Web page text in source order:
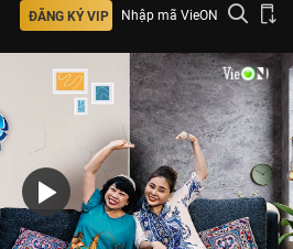
ĐĂNG KÝ VIP Nhập mã VieON